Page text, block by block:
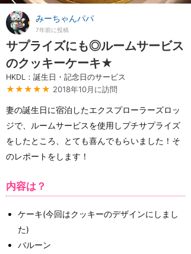
みーちゃんパパ
7年前に投稿
サプライズにも◎ルームサービス
のクッキーケーキ★
HKDL：誕生日・記念日のサービス
★★★★★ 2018年10月に訪問
妻の誕生日に宿泊したエクスプローラーズロッ
ジで、ルームサービスを使用しプチサプライズ
をしたところ、とても喜んでもらいました！そ
のレポートをします！
内容は？
ケーキ(今回はクッキーのデザインにしまし
た)
バルーン